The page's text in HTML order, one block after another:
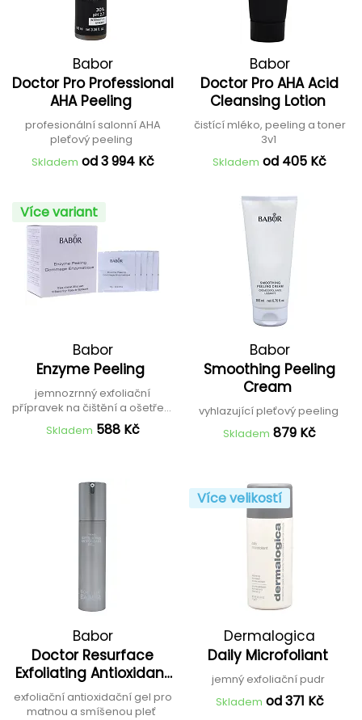
Babor
Doctor Pro Professional
AHA Peeling
profesionální salonní AHA
pleťový peeling
Skladem od 3 994 Kč
Babor
Doctor Pro AHA Acid
Cleansing Lotion
čistící mléko, peeling a toner
3v1
Skladem od 405 Kč
Více variant
Babor
Enzyme Peeling
jemnozrnný exfoliační
přípravek na čištění a ošetření
pleti
Skladem 588 Kč
Babor
Smoothing Peeling
Cream
vyhlazující pleťový peeling
Skladem 879 Kč
Babor
Doctor Resurface
Exfoliating Antioxidant
Gel
exfoliační antioxidační gel pro
matnou a smíšenou pleť
Více velikostí
Dermalogica
Daily Microfoliant
jemný exfoliační pudr
Skladem od 371 Kč